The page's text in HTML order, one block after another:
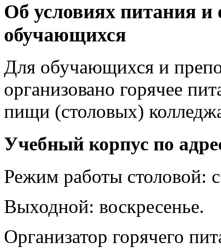
Об условиях питания и
обучающихся
Для обучающихся и
организовано горячее
пищи (столовых)
Учебный корпус по
Режим работы столовой:
Выходной: воскресенье.
Организатор горячего